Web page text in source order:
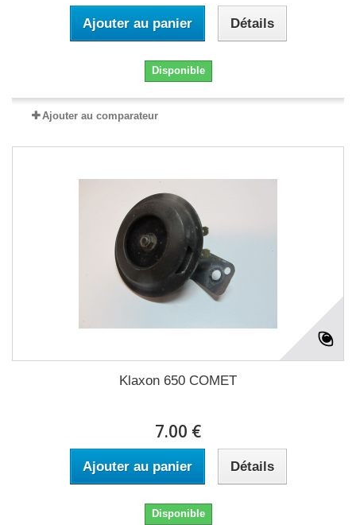
Ajouter au panier Détails
Disponible
Ajouter au comparateur
Klaxon 650 COMET
7.00 €
Ajouter au panier Détails
Disponible